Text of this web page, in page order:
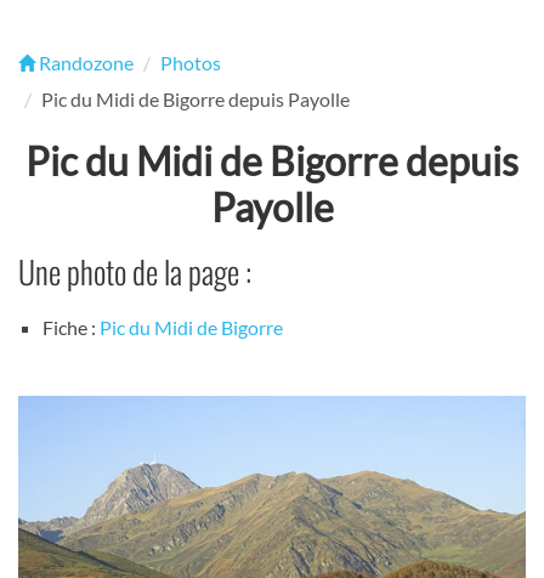
Randozone
Photos
Pic du Midi de Bigorre depuis Payolle
Pic du Midi de Bigorre depuis
Payolle
Une photo de la page :
Fiche : Pic du Midi de Bigorre